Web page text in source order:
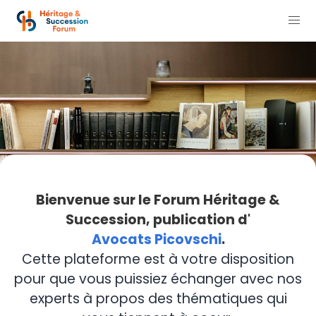
Bienvenue sur le Forum Héritage &
Succession, publication d'
Avocats Picovschi.
Cette plateforme est à votre disposition
pour que vous puissiez échanger avec nos
experts à propos des thématiques qui